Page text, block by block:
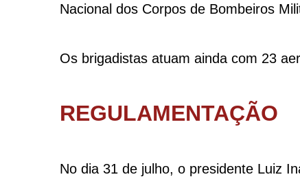
Nacional dos Corpos de Bombeiros
Os brigadistas atuam ainda com 23
REGULAMENTAÇÃO
No dia 31 de julho, o presidente Luiz